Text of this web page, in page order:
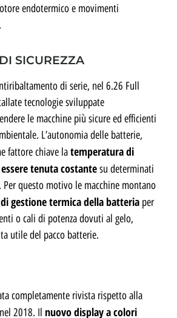
endotermico e movimenti
SICUREZZA
di serie, nel 6.26 Full
tecnologie sviluppate
le macchine più sicure ed efficienti
L’autonomia delle batterie,
fattore chiave latemperatura di
tenuta costantesu determinati
questo motivo le macchine montano
gestione termica della batteria per
o cali di potenza dovuti al gelo,
utile del pacco batterie.
completamente rivista rispetto alla
2018. Il nuovo display a colori